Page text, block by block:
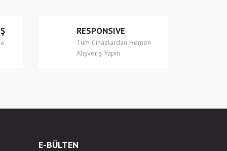
RESPONSIVE
Tüm Cihazlardan Hemen
Alışveriş Yapın
E-BÜLTEN